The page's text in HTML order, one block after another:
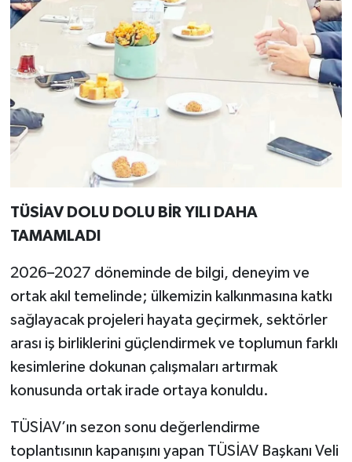
TÜSİAV DOLU DOLU BİR YILI DAHA
TAMAMLADI
2026–2027 döneminde de bilgi, deneyim ve
ortak akıl temelinde; ülkemizin kalkınmasına katkı
sağlayacak projeleri hayata geçirmek, sektörler
arası iş birliklerini güçlendirmek ve toplumun farklı
kesimlerine dokunan çalışmaları artırmak
konusunda ortak irade ortaya konuldu.
TÜSİAV’ın sezon sonu değerlendirme
toplantısının kapanışını yapan TÜSİAV Başkanı Veli